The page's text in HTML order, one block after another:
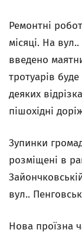
Ремонтні
місяці. На
введено
тротуарів
деяких
пішохідні
Зупинки
розміщені в
вул..
Нова проїзна